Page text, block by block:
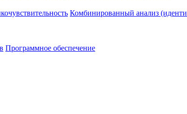
Комбинированный анализ
Программное обеспечение